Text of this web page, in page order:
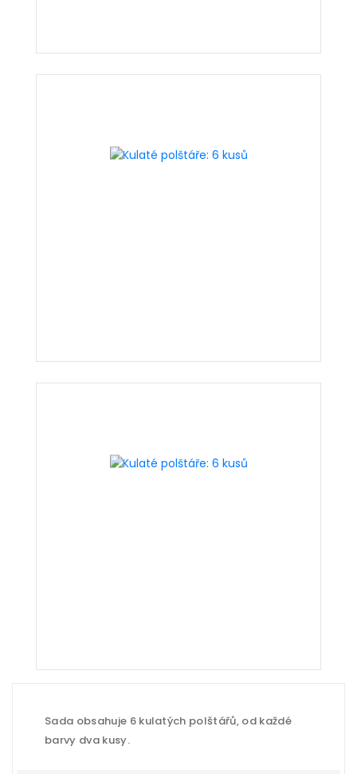
Sada obsahuje 6 kulatých polštářů, od každé
barvy dva kusy.